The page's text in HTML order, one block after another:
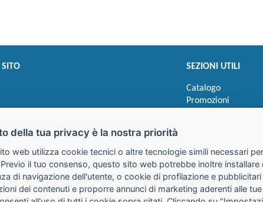
SEZIONI UTILI
Catalogo
Promozioni
IVA esclusa
della tua privacy è la nostra priorità
web utilizza cookie tecnici o altre tecnologie simili necessari
il tuo consenso, questo sito web potrebbe inoltre
di navigazione dell'utente, o cookie di profilazione e
dei contenuti e proporre annunci di marketing aderenti alle